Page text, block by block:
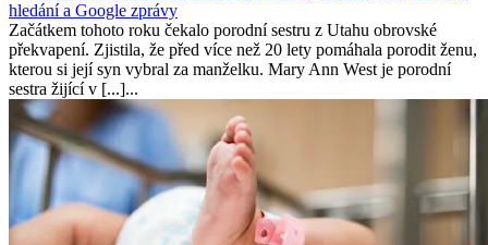
hledání a Google zprávy
Začátkem tohoto roku čekalo porodní sestru z Utahu obrovské
překvapení. Zjistila, že před více než 20 lety pomáhala porodit ženu,
kterou si její syn vybral za manželku. Mary Ann West je porodní
sestra žijící v [...]...